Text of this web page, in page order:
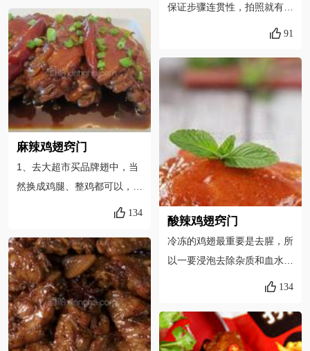
芝麻也可要可不要，提香的，
可以换成辣花生或者酒鬼花
生。这道菜本身是香辣的，配
菜中的青红辣椒都足够辣了，
如果你嫌不辣，可以再撒辣椒
粉。其实地域不同买的辣椒辣
味也有不同，自己视情况增加
吧！2017.4.21补充：去年9
月做的菜谱，有那么多人跟着
做了都说好吃，但今天被推到
香哈首页的时候却有很多人质
了？！这个问题你们问出来的
时候不觉得很可笑吗？！没熟
我家能把这盘瞬间秒光吗！请
你们仔细阅读菜谱步骤文字！
步骤5、6中说了是大火翻炒
至金黄了盛出！说明这个时候
麻辣鸡翅窍门
1、去大超市买品牌翅中，当
然换成鸡腿、整鸡都可以，但
翅中成熟最快。 2、关于炒
好，其实只要掌握好两个技
巧，在家炒也不难：其一，小
火慢炒，避免油温快速升高不
好控制；其二，宁炒欠了，别
炒过了。炒欠了，大不了颜色
差点儿，基本不影响口味；炒
134
保证步骤连贯性，拍照就有点
马虎了，赶紧拍了做下一步，
吧，哈哈。2.在卤药包里就已
经加了盐了，所以炒香的蒜蓉
辣椒油不需要再放辣椒。3.在
道，根据需要，可以适当加入
孜然粉，胡椒粉，辣椒，或者
麻油等调味品，会更契合自己
的口味。
91
酸辣鸡翅窍门
冷冻的鸡翅最重要是去腥，所
以一要浸泡去除杂质和血水，
时间最好久一点，三个小时左
味更加，让调料慢慢渗透进
去。酸辣味是怎么来的？酱汁
134